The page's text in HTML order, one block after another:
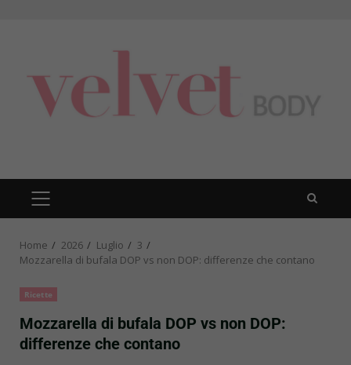
PRIMARY
MENU
Home 2026 Luglio
3
Mozzarella di bufala DOP vs non DOP: differenze che contano
Ricette
Mozzarella di bufala DOP vs non DOP:
differenze che contano